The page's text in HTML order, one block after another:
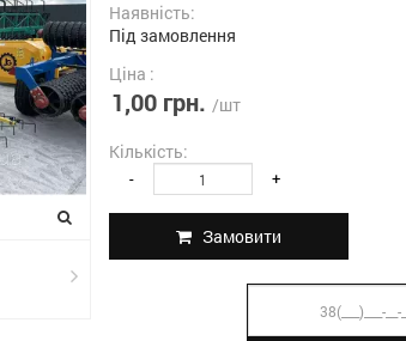
Наявність:
Під замовлення
Ціна :
1,00 грн. /шт
Кількість:
- +
Замовити